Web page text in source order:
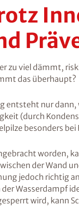
zu viel dämmt,
das überhaupt?
entsteht nur
(durch
besonders
worden,
der Wand
jedoch richtig
Wasserdampf
wird, kann